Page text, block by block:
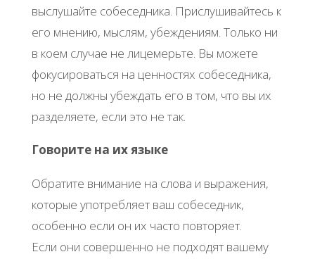
выслушайте собеседника. Прислушивайтесь к
его мнению, мыслям, убеждениям. Только ни
в коем случае не лицемерьте. Вы можете
фокусироваться на ценностях собеседника,
но не должны убеждать его в том, что вы их
разделяете, если это не так.
Говорите на их языке
Обратите внимание на слова и выражения,
которые употребляет ваш собеседник,
особенно если он их часто повторяет.
Если они совершенно не подходят вашему